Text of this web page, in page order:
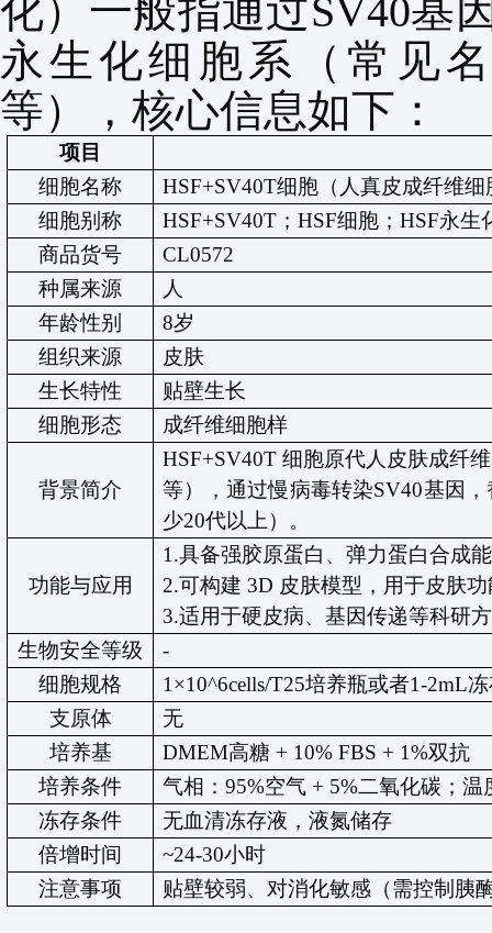
化）一般指通过SV40基
永生化细胞系（常见
等），核心信息如下：
项目
细胞名称
HSF+SV40T细胞（人真皮成纤维细
细胞别称
HSF+SV40T ；HSF细胞；HSF永生
商品货号
CL0572
种属来源
人
年龄性别
8岁
组织来源
皮肤
生长特性
贴壁生长
细胞形态
成纤维细胞样
背景简介
HSF+SV40T细胞原代人皮肤成纤
等）
，通过慢病毒转染SV40基因
少20代以上）。
功能与应用
1.具备强胶原蛋白、弹力蛋白合成
2.可构建 3D 皮肤模型，用于皮肤
3.适用于硬皮病、基因传递等科研
生物安全等级
-
细胞规格
1×10^6cells/T25培养瓶或者1-2mL
支原体
无
培养基
DMEM高糖 + 10% FBS + 1%双抗
培养条件
气相：95%空气 + 5%二氧化碳；温
冻存条件
无血清冻存液，液氮储存
倍增时间
~24-30小时
注意事项
贴壁较弱、对消化敏感（需控制胰